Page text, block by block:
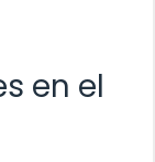
en el